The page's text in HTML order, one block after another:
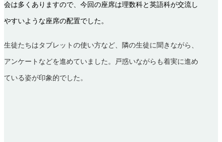
会は多くありますので、今回の座席は理数科と英語科が交流し
やすいような座席の配置でした。
生徒たちはタブレットの使い方など、隣の生徒に聞きながら、
アンケートなどを進めていました。戸惑いながらも着実に進め
ている姿が印象的でした。